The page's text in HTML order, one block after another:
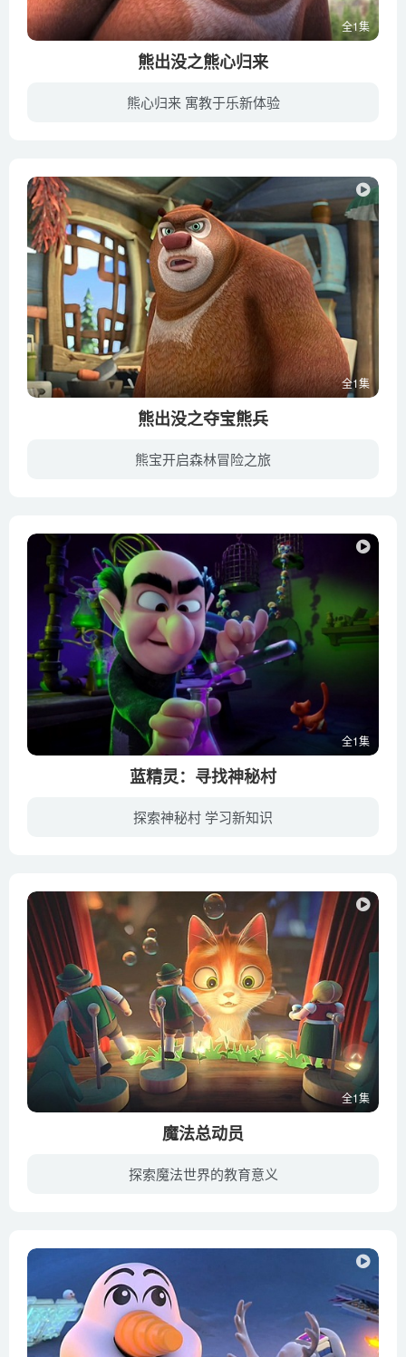
全1集
熊出没之熊心归来
熊心归来 寓教于乐新体验
全1集
熊出没之夺宝熊兵
熊宝开启森林冒险之旅
全1集
蓝精灵：寻找神秘村
探索神秘村 学习新知识
全1集
魔法总动员
探索魔法世界的教育意义